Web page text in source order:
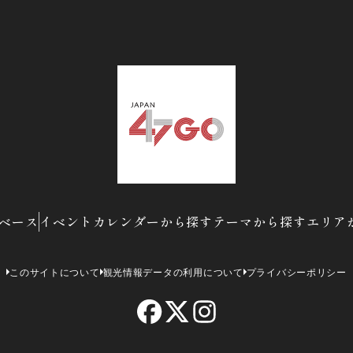
ース イベントカレンダーから探す テーマから探すエリア
このサイトについて 観光情報データの利用について プライバシーポリシー